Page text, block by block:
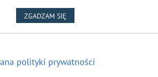
ZGADZAM SIĘ
polityki prywatności